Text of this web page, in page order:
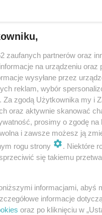
jedna z
wyrabiali
to jeden z najbardziej
znajduje się wiele
na skalę światową…
jedna z
zabytkiem z
zaufanych partnerów oraz
na urządzeniu
wysyłane przez
reklam, wybór
Za zgodą Użytkownika my i
oraz aktywnie skanować
prosimy o zgodę
i zawsze możesz ją
rogu strony
. Niektóre
się takiemu
informacjami, abyś
informacje
oraz po kliknięciu w